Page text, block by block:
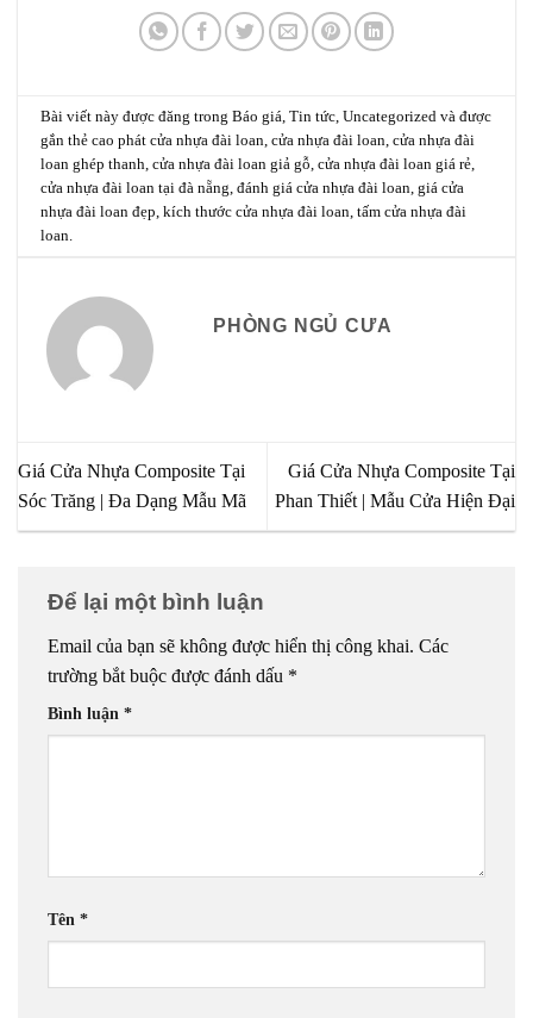
Bài viết này được đăng trongBáo giá ,Tin tức ,Uncategorized và được
gắn thẻcao phát cửa nhựa đài loan ,cửa nhựa đài loan ,cửa nhựa đài
loan ghép thanh ,cửa nhựa đài loan giả gỗ ,cửa nhựa đài loan giá rẻ
cửa nhựa đài loan tại đà nẵng ,đánh giá cửa nhựa đài loan ,giá cửa
nhựa đài loan đẹp ,kích thước cửa nhựa đài loan ,tấm cửa nhựa đài
loan
PHÒNG NGỦ CƯA
Giá Cửa Nhựa Composite Tại
Sóc Trăng | Đa Dạng Mẫu Mã
Giá Cửa Nhựa Composite Tại
Phan Thiết | Mẫu Cửa Hiện Đại
Để lại một bình luận
Email của bạn sẽ không được hiển thị công khai. Các
trường bắt buộc được đánh dấu *
Bình luận *
Tên *